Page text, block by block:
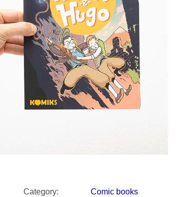
Category:
Comic books
VÝVAR
NEJEN ROMSKÉ RECEPTY PRO
SNESITELNĚJŠÍ KLIMA
300 Kč
Was: 350 Kč